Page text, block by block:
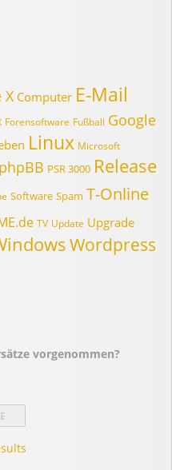
X Computer E-Mail
Forensoftware Fußball Google
Linux Microsoft
phpBB PSR 3000 Release
Software Spam T-Online
TV Update Upgrade
Wordpress
vorgenommen?